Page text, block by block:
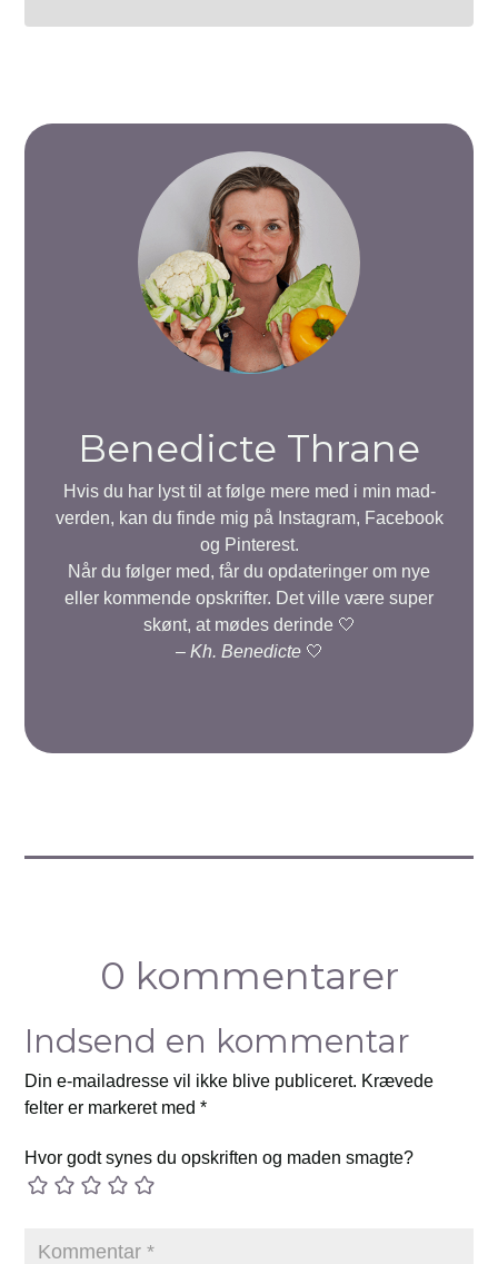
Benedicte Thrane
Hvis du har lyst til at følge mere med i min mad-
verden, kan du finde mig på Instagram, Facebook
og Pinterest.
Når du følger med, får du opdateringer om nye
eller kommende opskrifter. Det ville være super
skønt, at mødes derinde 🤍
– Kh. Benedicte🤍
0 kommentarer
Indsend en kommentar
Din e-mailadresse vil ikke blive publiceret. Krævede
felter er markeret med*
Hvor godt synes du opskriften og maden smagte?